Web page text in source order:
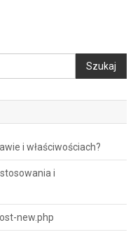
Szukaj
i właściwościach?
i
new.php